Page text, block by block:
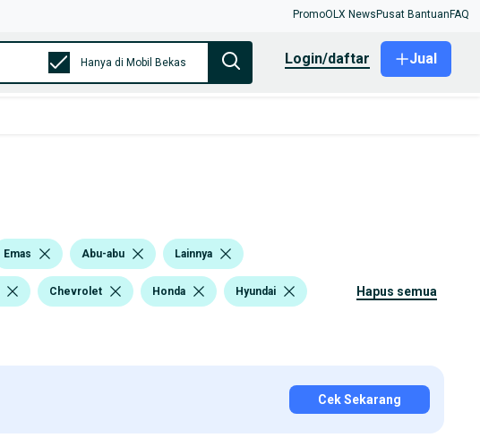
PromoOLX News Pusat Bantuan FAQ
Hanya di Mobil Bekas login/daftar Jual
Emas Abu-abu Lainnya
Chevrolet Honda Hyundai hapus semua
Cek Sekarang